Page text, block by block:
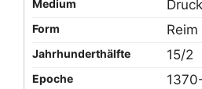
Medium Druck
Form Reim
Jahrhunderthälfte 15/2
Epoche